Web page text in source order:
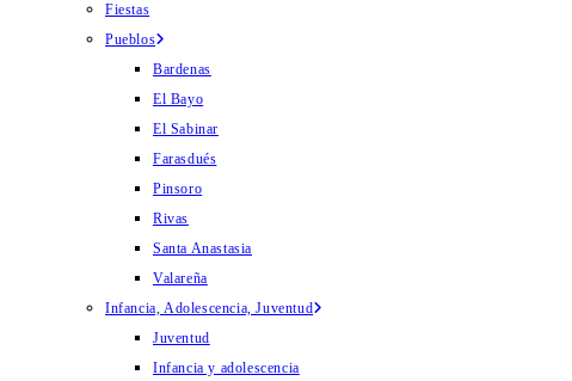
Fiestas
Pueblos
Bardenas
El Bayo
El Sabinar
Farasdués
Pinsoro
Rivas
Santa Anastasia
Valareña
Infancia, Adolescencia, Juventud
Juventud
Infancia y adolescencia